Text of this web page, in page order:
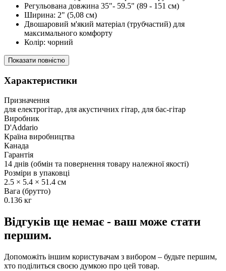
Регульована довжина 35"- 59.5" (89 - 151 см)
Ширина: 2" (5,08 см)
Двошаровий м'який матеріал (трубчастий) для
максимального комфорту
Колір: чорний
Показати повністю
Характеристики
Призначення
для електрогітар, для акустичних гітар, для бас-гітар
Виробник
D'Addario
Країна виробництва
Канада
Гарантія
14 днів (обмін та повернення товару належної якості)
Розміри в упаковці
2.5 × 5.4 × 51.4 см
Вага (брутто)
0.136 кг
Відгуків ще немає - ваш може стати
першим.
Допоможіть іншим користувачам з вибором – будьте першим,
хто поділиться своєю думкою про цей товар.